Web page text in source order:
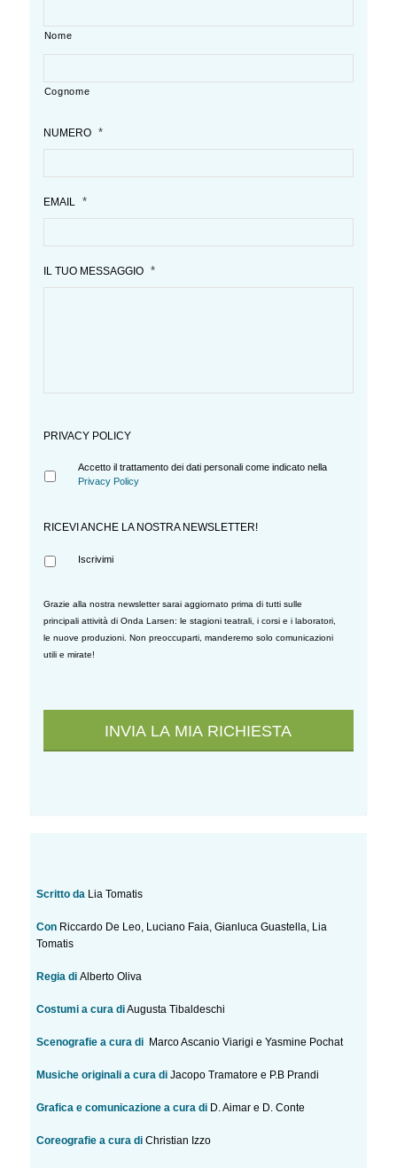
Nome
Cognome
NUMERO *
EMAIL *
IL TUO MESSAGGIO *
PRIVACY POLICY
Accetto il trattamento dei dati personali come indicato nella
Privacy Policy
RICEVI ANCHE LA NOSTRA NEWSLETTER!
Iscrivimi
Grazie alla nostra newsletter sarai aggiornato prima di tutti sulle
principali attività di Onda Larsen: le stagioni teatrali, i corsi e i laboratori,
le nuove produzioni. Non preoccuparti, manderemo solo comunicazioni
utili e mirate!
Scritto da Lia Tomatis
Con Riccardo De Leo, Luciano Faia, Gianluca Guastella, Lia
Tomatis
Regia diAlberto Oliva
Costumi a cura diAugusta Tibaldeschi
Scenografie a cura di Marco Ascanio Viarigi e Yasmine Pochat
Musiche originali a cura diJacopo Tramatore e P.B Prandi
Grafica e comunicazione a cura di D. Aimar e D. Conte
Coreografie a cura di Christian Izzo